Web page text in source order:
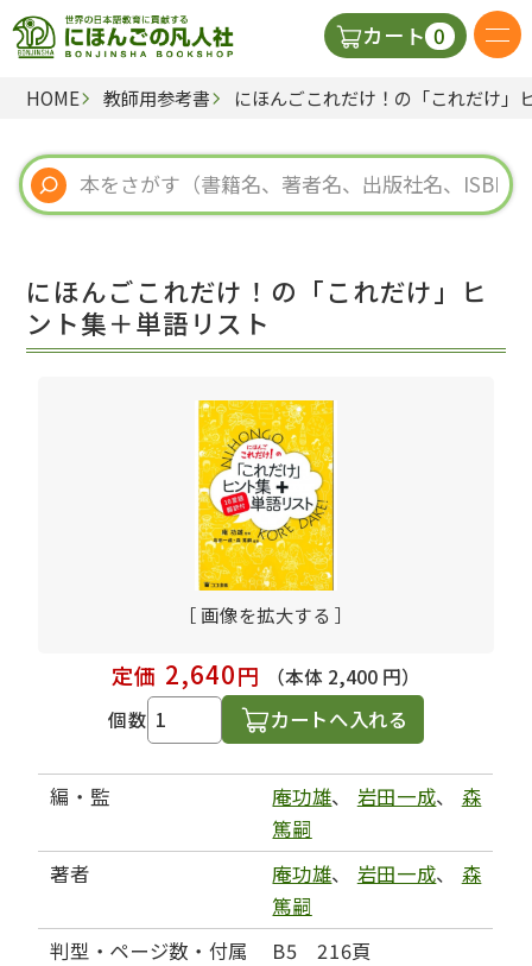
カート 0
日本語の教科書
視聴覚・補助教材
教師用参考書
HOME 教師用参考書 にほんごこれだけ！の「これだけ」
にほんごこれだけ！の「これだけ」ヒ
ント集＋単語リスト
［ 画像を拡大する ］
定価 2,640円
（本体 2,400 円）
個数
カートへ入れる
編・監 庵功雄、 岩田一成、 森
篤嗣
著者
庵功雄、 岩田一成、 森
篤嗣
判型・ページ数・付属
B5 216頁